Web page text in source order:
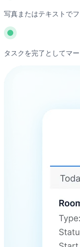
写真またはテキストで
タスクを完了としてマー